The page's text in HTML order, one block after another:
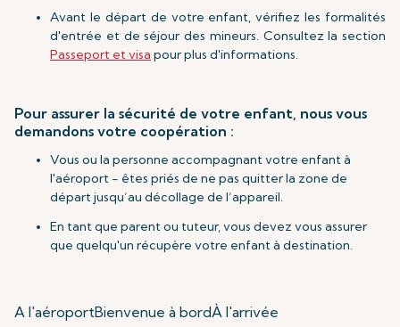
Avant le départ de votre enfant, vérifiez les formalités
d'entrée et de séjour des mineurs. Consultez la section
Passeport et visa pour plus d'informations.
Pour assurer la sécurité de votre enfant, nous vous
demandons votre coopération :
Vous ou la personne accompagnant votre enfant à
l'aéroport - êtes priés de ne pas quitter la zone de
départ jusqu’au décollage de l’appareil.
En tant que parent ou tuteur, vous devez vous assurer
que quelqu'un récupère votre enfant à destination.
A l'aéroportBienvenue à bordÀ l'arrivée